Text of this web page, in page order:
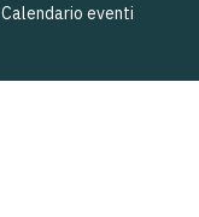
Calendario eventi